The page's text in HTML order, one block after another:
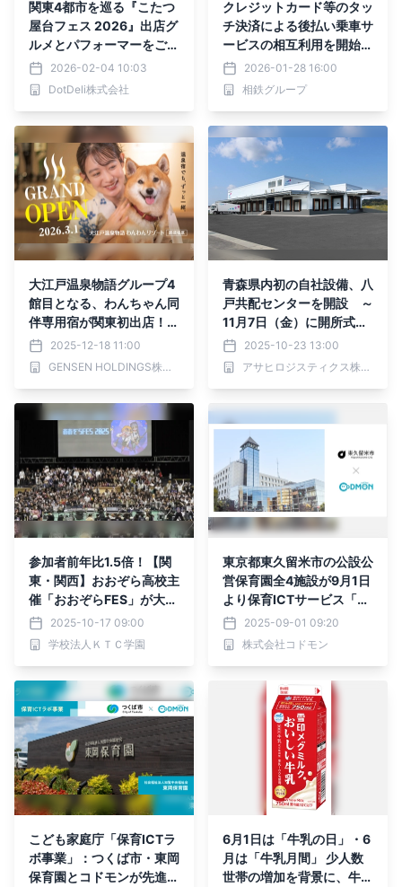
関東4都市を巡る『こたつ
屋台フェス 2026』出店グ
ルメとパフォーマーをご紹
介！2026-02-04 10:03
DotDeli株式会社
クレジットカード等のタッ
チ決済による後払い乗車サ
ービスの相互利用を開始し
ます【鉄道事業者11社局
他】
2026-01-28 16:00
相鉄グループ
大江戸温泉物語グループ4
館目となる、わんちゃん同
伴専用宿が関東初出店！2
026年3月1日オープン
「大江戸温泉物語わんわん
リゾート 那須塩原」
2025-12-18 11:00
GENSEN HOLDINGS株式会社
青森県内初の自社設備、八
戸共配センターを開設 ～
11月7日（金）に開所式を
行います～
2025-10-23 13:00
アサヒロジスティクス株式会社
参加者前年比1.5倍！【関
東・関西】おおぞら高校主
催「おおぞらFES」が大成
功 - 高校生主体の学院祭に
4000名が来場
2025-10-17 09:00
学校法人ＫＴＣ学園
東京都東久留米市の公設公
営保育園全4施設が9月1日
より保育ICTサービス「C
oDMON（コドモン）」を
導入。全国682自治体、東
京都内では計31自治体に
2025-09-01 09:20
株式会社コドモン
こども家庭庁「保育ICTラ
ボ事業」：つくば市・東岡
保育園とコドモンが先進事
6月1日は「牛乳の日」・6
月は「牛乳月間」 少人数
世帯の増加を背景に、牛乳